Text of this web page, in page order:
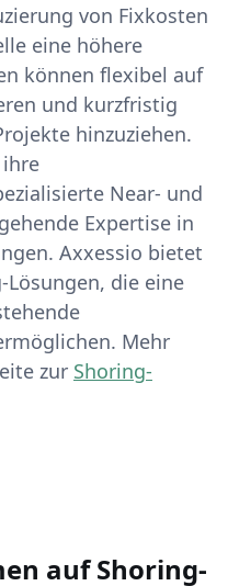
von Fixkosten
eine höhere
können flexibel auf
und kurzfristig
hinzuziehen.
Near- und
Expertise in
Axxessio bietet
die eine
Mehr
zur Shoring-
auf Shoring-